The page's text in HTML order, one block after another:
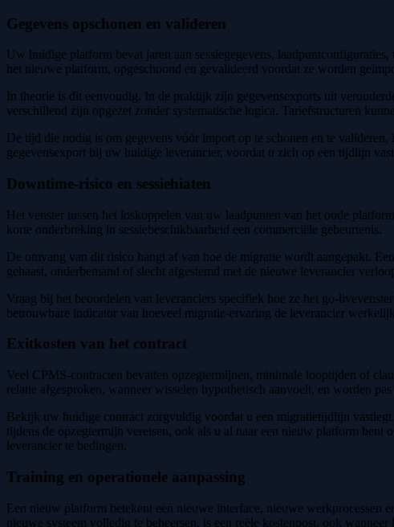
Gegevens opschonen en valideren
Uw huidige platform bevat jaren aan sessiegegevens,
het nieuwe platform, opgeschoond en gevalideerd voordat ze worden
In theorie is dit eenvoudig. In de praktijk zijn gegevensexports uit
verschillend zijn opgezet zonder systematische logica. Tariefstructuren
De tijd die nodig is om gegevens vóór import op te schonen en te
gegevensexport bij uw huidige leverancier, voordat u zich op een tijdlijn
Downtime-risico en sessiehiaten
Het venster tussen het loskoppelen van uw laadpunten van het oude
korte onderbreking in sessiebeschikbaarheid een commerciële gebeurtenis.
De omvang van dit risico hangt af van hoe de migratie wordt aangepakt.
gehaast, onderbemand of slecht afgestemd met de nieuwe leverancier
Vraag bij het beoordelen van leveranciers specifiek hoe ze het go-
betrouwbare indicator van hoeveel migratie-ervaring de leverancier
Exitkosten van het contract
Veel CPMS-contracten bevatten opzegtermijnen, minimale looptijden of
relatie afgesproken, wanneer wisselen hypothetisch aanvoelt, en worden
Bekijk uw huidige contract zorgvuldig voordat u een migratietijdlijn
tijdens de opzegtermijn vereisen, ook als u al naar een nieuw platform
leverancier te bedingen.
Training en operationele aanpassing
Een nieuw platform betekent een nieuwe interface, nieuwe werkprocessen
nieuwe systeem volledig te beheersen, is een reële kostenpost, ook